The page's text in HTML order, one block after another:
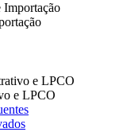
Importação
e LPCO
e LPCO